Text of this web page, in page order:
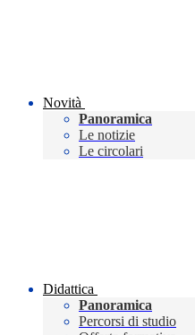
Novità
Panoramica
Le notizie
Le circolari
Didattica
Panoramica
Percorsi di studio